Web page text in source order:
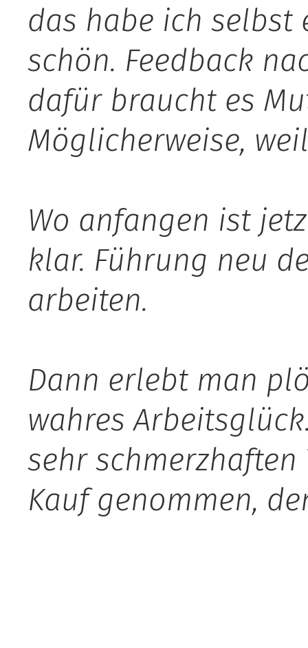
das habe ich selbst
schön. Feedback
dafür braucht es
Möglicherweise,
Wo anfangen ist
klar. Führung neu
arbeiten.
Dann erlebt man
wahres
sehr
Kauf genommen,